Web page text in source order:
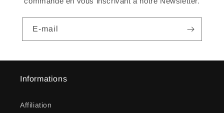
E-mail
Informations
Affiliation